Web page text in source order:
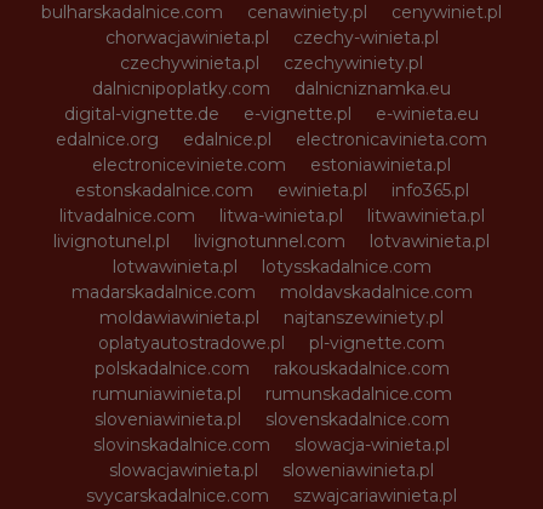
bulharskadalnice.com
cenawiniety.pl
cenywiniet.pl
chorwacjawinieta.pl
czechy-winieta.pl
czechywinieta.pl
czechywiniety.pl
dalnicnipoplatky.com
dalnicniznamka.eu
digital-vignette.de
e-vignette.pl
e-winieta.eu
edalnice.org
edalnice.pl
electronicavinieta.com
electroniceviniete.com
estoniawinieta.pl
estonskadalnice.com
ewinieta.pl
info365.pl
litvadalnice.com
litwa-winieta.pl
litwawinieta.pl
livignotunel.pl
livignotunnel.com
lotvawinieta.pl
lotwawinieta.pl
lotysskadalnice.com
madarskadalnice.com
moldavskadalnice.com
moldawiawinieta.pl
najtanszewiniety.pl
oplatyautostradowe.pl
pl-vignette.com
polskadalnice.com
rakouskadalnice.com
rumuniawinieta.pl
rumunskadalnice.com
sloveniawinieta.pl
slovenskadalnice.com
slovinskadalnice.com
slowacja-winieta.pl
slowacjawinieta.pl
sloweniawinieta.pl
svycarskadalnice.com
szwajcariawinieta.pl